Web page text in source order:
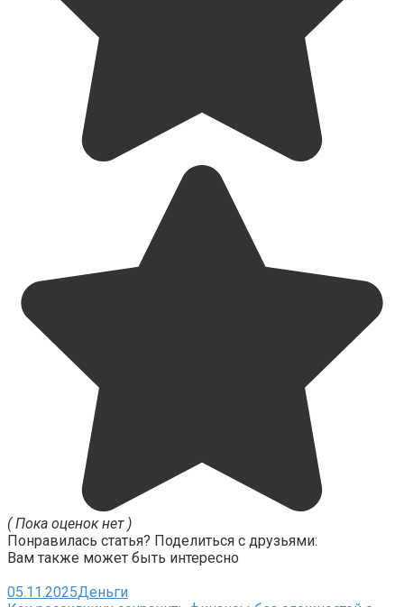
( Пока оценок нет )
Понравилась статья? Поделиться с друзьями:
Вам также может быть интересно
05.11.2025Деньги